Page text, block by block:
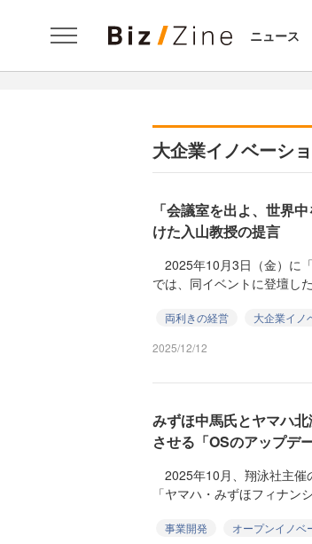
ニュース
大企業イノベーシ
「会議室を出よ、世界
けた入山教授の提言
2025年10月3日（金）に
では、同イベントに登壇し
両利きの経営
大企業イノ
2025/12/12
みずほ中馬氏とヤマハ
させる「OSのアップデ
2025年10月、翔泳社主催
「ヤマハ・みずほフィナン
事業開発 オープンイノベ